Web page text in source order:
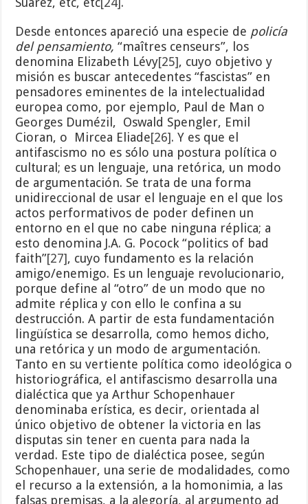
Desde entonces apareció una especie de policía
del pensamiento,“maîtres censeurs”, los
denomina Elizabeth Lévy[25], cuyo objetivo y
misión es buscar antecedentes “fascistas” en
pensadores eminentes de la intelectualidad
europea como, por ejemplo, Paul de Man o
Georges Dumézil, Oswald Spengler, Emil
Cioran, o Mircea Eliade[26]. Y es que el
antifascismo no es sólo una postura política o
cultural; es un lenguaje, una retórica, un modo
de argumentación. Se trata de una forma
unidireccional de usar el lenguaje en el que los
actos performativos de poder definen un
entorno en el que no cabe ninguna réplica; a
esto denomina J.A. G. Pocock “politics of bad
faith”[27], cuyo fundamento es la relación
amigo/enemigo. Es un lenguaje revolucionario,
porque define al “otro” de un modo que no
admite réplica y con ello le confina a su
destrucción. A partir de esta fundamentación
lingüística se desarrolla, como hemos dicho,
una retórica y un modo de argumentación.
Tanto en su vertiente política como ideológica o
historiográfica, el antifascismo desarrolla una
dialéctica que ya Arthur Schopenhauer
denominaba erística, es decir, orientada al
único objetivo de obtener la victoria en las
disputas sin tener en cuenta para nada la
verdad. Este tipo de dialéctica posee, según
Schopenhauer, una serie de modalidades, como
el recurso a la extensión, a la homonimia, a las
falsas premisas, a la alegoría, al argumento ad